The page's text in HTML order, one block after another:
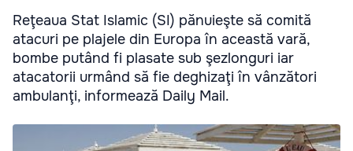
Reţeaua Stat Islamic (SI) pănuieşte să comită
atacuri pe plajele din Europa în această vară,
bombe putând fi plasate sub şezlonguri iar
atacatorii urmând să fie deghizaţi în vânzători
ambulanţi, informează Daily Mail.